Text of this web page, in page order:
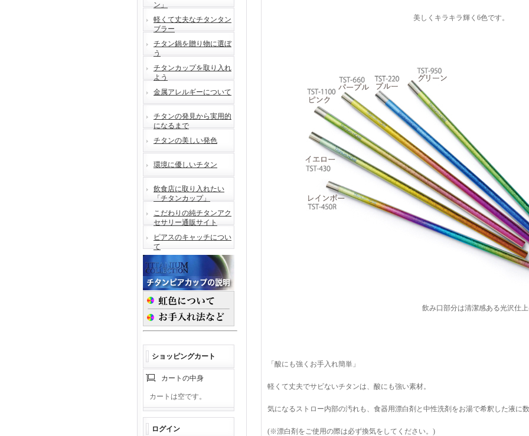
ン」
軽くて丈夫なチタンタン
ブラー
チタン鍋を贈り物に選ぼ
う
チタンカップを取り入れ
よう
金属アレルギーについて
チタンの発見から実用的
になるまで
チタンの美しい発色
環境に優しいチタン
飲食店に取り入れたい
「チタンカップ」
こだわりの純チタンアク
セサリー通販サイト
ピアスのキャッチについ
て
ショッピングカート
カートの中身
カートは空です。
ログイン
美しくキラキラ輝く6色です。
飲み口部分は清潔感ある光沢仕上げ
「酸にも強くお手入れ簡単」
軽くて丈夫でサビないチタンは、酸にも強い素材。
気になるストロー内部の汚れも、食器用漂白剤と中性洗剤をお湯で希釈した液に
(※漂白剤をご使用の際は必ず換気をしてください。)